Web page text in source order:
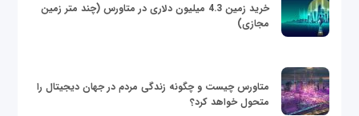
خرید زمین 4.3 میلیون دلاری در متاورس (چند متر زمین
مجازی)
متاورس چیست و چگونه زندگی مردم در جهان دیجیتال را
متحول خواهد کرد؟